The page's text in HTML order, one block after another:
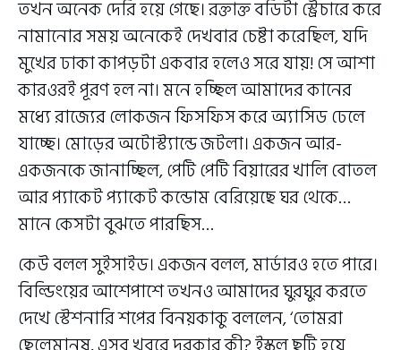
তখন অনেক দেরি হয়ে গেছে। রক্তাক্ত বডিটা স্ট্রেচারে করে
নামানোর সময় অনেকেই দেখবার চেষ্টা করেছিল, যদি
মুখের ঢাকা কাপড়টা একবার হলেও সরে যায়! সে আশা
কারওরই পূরণ হল না। মনে হচ্ছিল আমাদের কানের
মধ্যে রাজ্যের লোকজন ফিসফিস করে অ্যাসিড ঢেলে
যাচ্ছে। মোড়ের অটোস্ট্যান্ডে জটলা। একজন আর-
একজনকে জানাচ্ছিল, পেটি পেটি বিয়ারের খালি বোতল
আর প্যাকেট প্যাকেট কন্ডোম বেরিয়েছে ঘর থেকে…
মানে কেসটা বুঝতে পারছিস…
কেউ বলল সুইসাইড। একজন বলল, মার্ডারও হতে পারে।
বিল্ডিংয়ের আশেপাশে তখনও আমাদের ঘুরঘুর করতে
দেখে স্টেশনারি শপের বিনয়কাকু বললেন, ‘তোমরা